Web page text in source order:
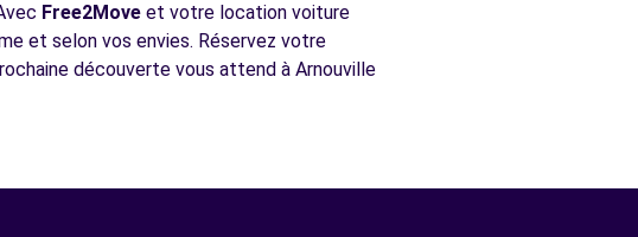
Free2Move et votre location voiture
et selon vos envies. Réservez votre
découverte vous attend à Arnouville